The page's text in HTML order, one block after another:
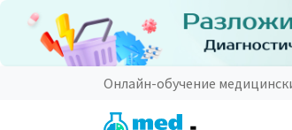
Онлайн-обучение